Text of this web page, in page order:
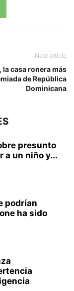
Next article
la casa ronera más
de República
Dominicana
presunto
a un niño y...
podrían
ha sido